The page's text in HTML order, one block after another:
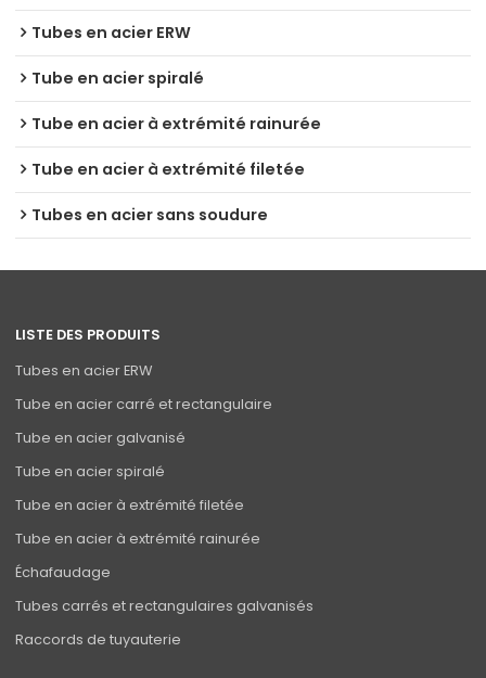
Tubes en acier ERW
Tube en acier spiralé
Tube en acier à extrémité rainurée
Tube en acier à extrémité filetée
Tubes en acier sans soudure
LISTE DES PRODUITS
Tubes en acier ERW
Tube en acier carré et rectangulaire
Tube en acier galvanisé
Tube en acier spiralé
Tube en acier à extrémité filetée
Tube en acier à extrémité rainurée
Échafaudage
Tubes carrés et rectangulaires galvanisés
Raccords de tuyauterie